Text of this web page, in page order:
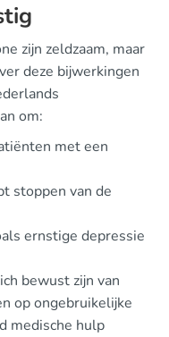
zijn zeldzaam, maar
deze bijwerkingen
om:
met een
stoppen van de
ernstige depressie
bewust zijn van
op ongebruikelijke
medische hulp